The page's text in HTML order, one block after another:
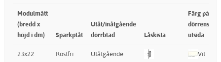
Modulmått
(bredd x
höjd i dm)
Sparkplåt
Utåt/inåtgående
dörrblad
Låskista
Färg på
dörrens
utsida
23x22
Rostfri
Utåtgående
Vit